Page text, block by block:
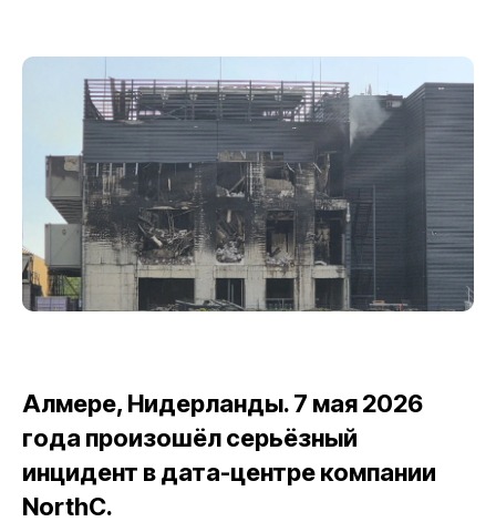
Алмере, Нидерланды. 7 мая 2026
года произошёл серьёзный
инцидент в дата-центре компании
NorthC.